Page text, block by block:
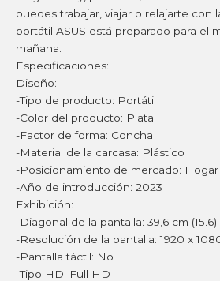
puedes trabajar, viajar o relajarte con
portátil ASUS está preparado para el
mañana.
Especificaciones:
Diseño:
-Tipo de producto: Portátil
-Color del producto: Plata
-Factor de forma: Concha
-Material de la carcasa: Plástico
-Posicionamiento de mercado: Hogar
-Año de introducción: 2023
Exhibición:
-Diagonal de la pantalla: 39,6 cm (15.6)
-Resolución de la pantalla: 1920 x
-Pantalla táctil: No
-Tipo HD: Full HD